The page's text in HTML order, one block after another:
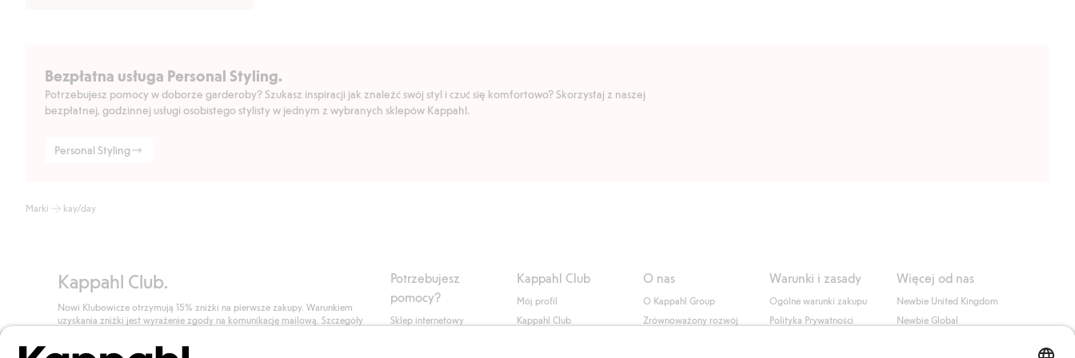
Bezpłatna usługa Personal Styling.
Potrzebujesz pomocy w doborze garderoby? Szukasz inspiracji jak znaleźć swój styl i czuć się komfortowo? Skorzystaj z naszej
bezpłatnej, godzinnej usługi osobistego stylisty w jednym z wybranych sklepów Kappahl.
Personal Styling
Marki kay/day
Kappahl Club.
Nowi Klubowicze otrzymują 15% zniżki na pierwsze zakupy. Warunkiem
uzyskania zniżki jest wyrażenie zgody na komunikację mailową. Szczegóły
Potrzebujesz
pomocy?
Sklep internetowy
Kappahl Club
Mój profil
Kappahl Club
O nas
O Kappahl Group
Zrównoważony rozwój
Warunki i zasady
Ogólne warunki zakupu
Polityka Prywatności
Więcej od nas
Newbie United Kingdom
Newbie Global